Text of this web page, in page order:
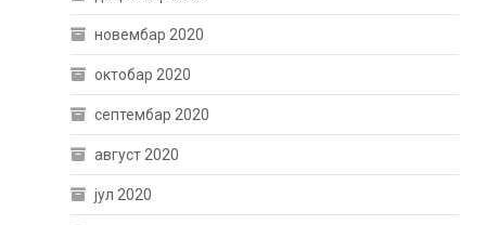
новембар 2020
октобар 2020
септембар 2020
август 2020
јул 2020